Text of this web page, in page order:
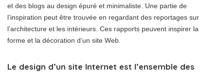
et des blogs au design épuré et minimaliste. Une partie de
l’inspiration peut être trouvée en regardant des reportages sur
l’architecture et les intérieurs. Ces rapports peuvent inspirer la
forme et la décoration d’un site Web.
Le design d’un site Internet est l’ensemble des